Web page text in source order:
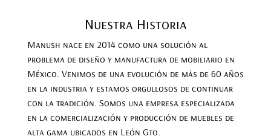
Nuestra Historia
Manush nace en 2014 como una solución al
problema de diseño y manufactura de mobiliario en
México. Venimos de una evolución de más de 60 años
en la industria y estamos orgullosos de continuar
con la tradición. Somos una empresa especializada
en la comercialización y producción de muebles de
alta gama ubicados en León Gto.